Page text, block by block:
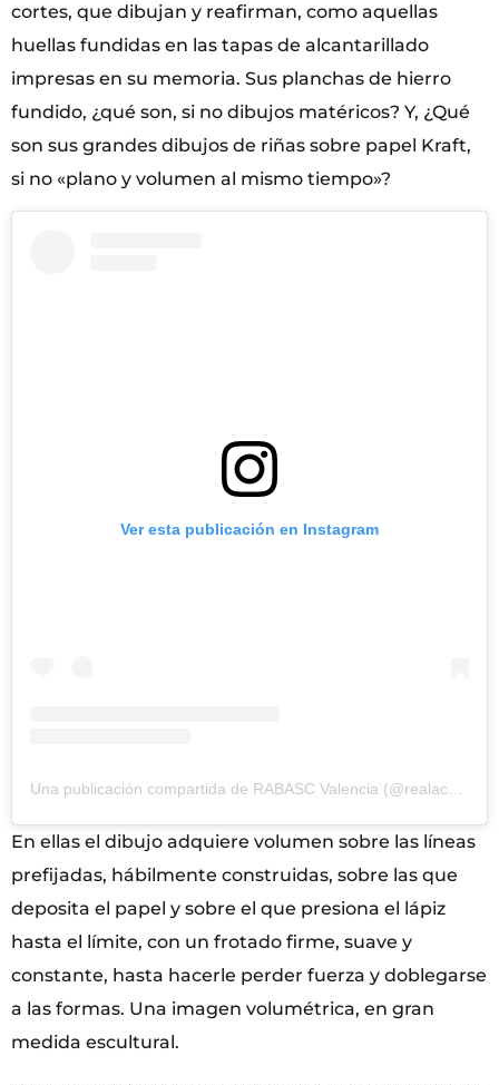
cortes, que dibujan y reafirman, como aquellas
huellas fundidas en las tapas de alcantarillado
impresas en su memoria. Sus planchas de hierro
fundido, ¿qué son, si no dibujos matéricos? Y, ¿Qué
son sus grandes dibujos de riñas sobre papel Kraft,
si no «plano y volumen al mismo tiempo»?
Ver esta publicación en Instagram
En ellas el dibujo adquiere volumen sobre las líneas
prefijadas, hábilmente construidas, sobre las que
deposita el papel y sobre el que presiona el lápiz
hasta el límite, con un frotado firme, suave y
constante, hasta hacerle perder fuerza y doblegarse
a las formas. Una imagen volumétrica, en gran
medida escultural.